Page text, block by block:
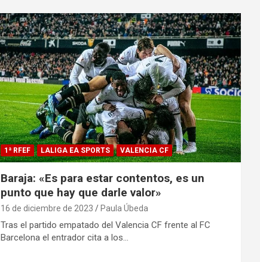
1ª RFEF LALIGA EA SPORTS VALENCIA CF
Baraja: «Es para estar contentos, es un
punto que hay que darle valor»
16 de diciembre de 2023 Paula Úbeda
Tras el partido empatado del Valencia CF frente al FC
Barcelona el entrador cita a los…